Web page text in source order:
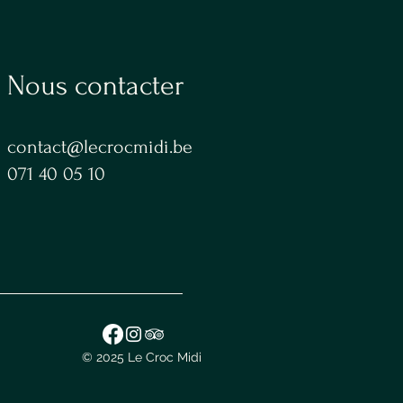
Nous contacter
contact@lecrocmidi.be
071 40 05 10
© 2025 Le Croc Midi